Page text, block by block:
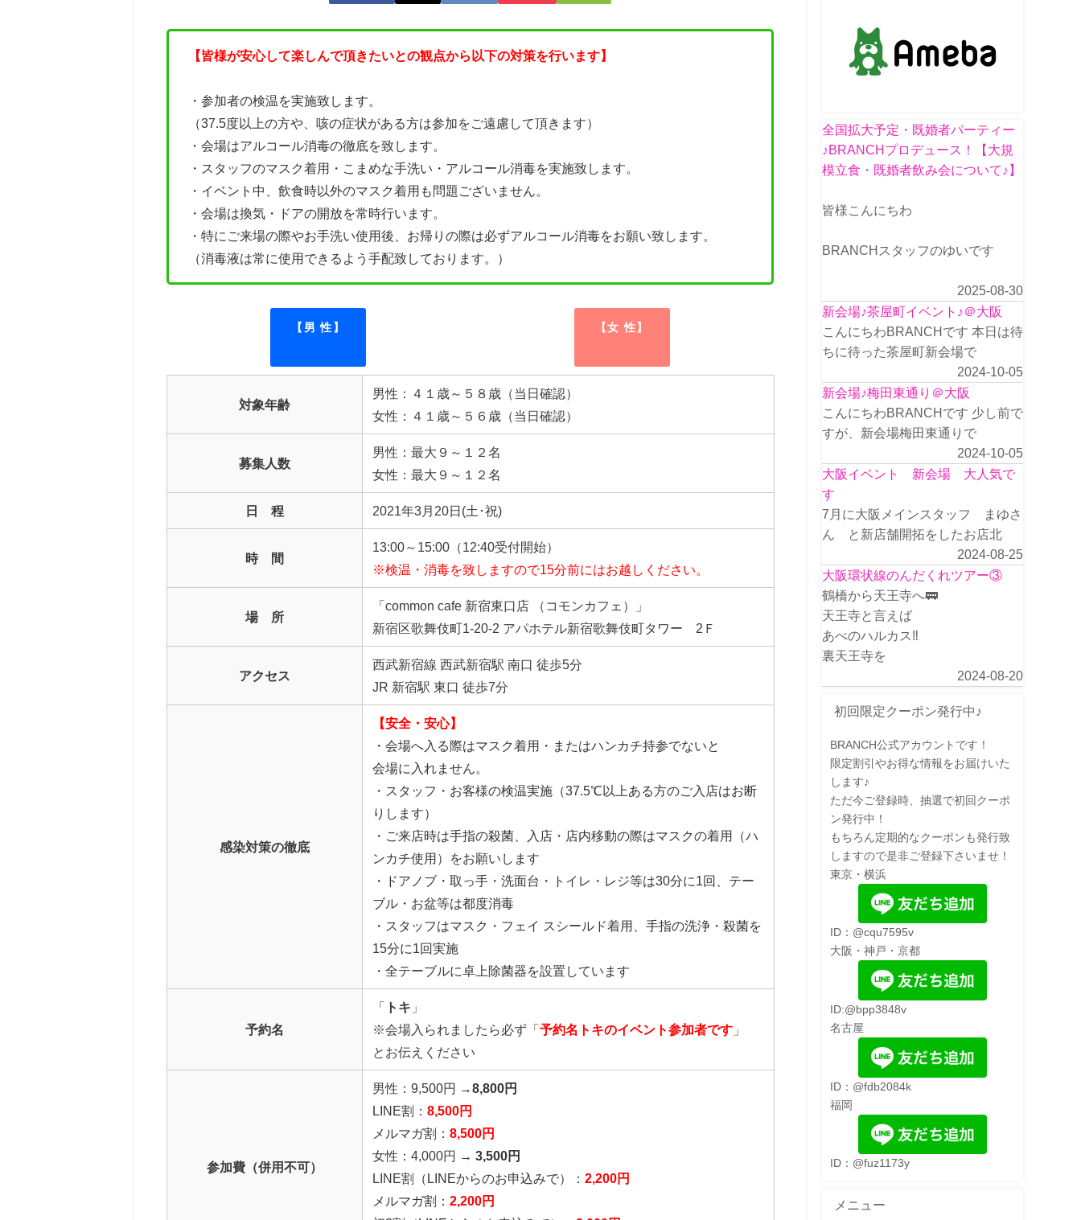
【皆様が安心して楽しんで頂きたいとの観点から以下の対策を行います】
・参加者の検温を実施致します。
（37.5度以上の方や、咳の症状がある方は参加をご遠慮して頂きます）
・会場はアルコール消毒の徹底を致します。
・ スタッフのマスク着用・こまめな手洗い・アルコール消毒を実施致します。
・イベント中、飲食時以外のマスク着用も問題ございません。
・会場は換気・ドアの開放を常時行います。
・特にご来場の際やお手洗い使用後、お帰りの際は必ずアルコール消毒をお願い致します。
（消毒液は常に使用できるよう手配致しております。）
【男 性】 【女 性】
対象年齢
男性：４１歳～５８歳（当日確認）
女性：４１歳～５６歳（当日確認）
募集人数
男性：最大９～１２名
女性：最大９～１２名
日 程 2021年3月20日(土･祝)
時 間
13:00～15:00（12:40受付開始）
※検温・消毒を致しますので15分前にはお越しください。
場 所
「common cafe 新宿東口店 （コモンカフェ）」
新宿区歌舞伎町1-20-2 アパホテル新宿歌舞伎町タワー 2Ｆ
アクセス
西武新宿線 西武新宿駅 南口 徒歩5分
JR 新宿駅 東口 徒歩7分
感染対策の徹底
【安全・安心】
・会場へ入る際はマスク着用・またはハンカチ持参でないと
会場に入れません。
・スタッフ・お客様の検温実施（37.5℃以上ある方のご入店はお断
りします）
・ご来店時は手指の殺菌、入店・店内移動の際はマスクの着用（ハ
ンカチ使用）をお願いします
・ドアノブ・取っ手・洗面台・トイレ・レジ等は30分に1回、テー
ブル・お盆等は都度消毒
・スタッフはマスク・フェイ スシールド着用、手指の洗浄・殺菌を
15分に1回実施
・全テーブルに卓上除菌器を設置しています
予約名
「 トキ 」
※会場入られましたら必ず「 予約名トキのイベント参加者です 」
とお伝えください
参加費（併用不可）
男性：9,500円 →8,800円
LINE割： 8,500円
メルマガ割： 8,500円
女性：4,000円 → 3,500円
LINE割
（LINEからのお申込みで） ： 2,200円
メルマガ割： 2,200円
全国拡大予定・既婚者パーティー
♪BRANCHプロデュース！【大規
模立食・既婚者飲み会について♪】
皆様こんにちわ
BRANCHスタッフのゆいです
2025-08-30
新会場♪茶屋町イベント♪＠大阪
こんにちわBRANCHです 本日は待
ちに待った茶屋町新会場で
2024-10-05
新会場♪梅田東通り＠大阪
こんにちわBRANCHです 少し前で
すが、新会場梅田東通りで
2024-10-05
大阪イベント 新会場 大人気で
す
7月に大阪メインスタッフ まゆさ
ん と新店舗開拓をしたお店北
2024-08-25
大阪環状線のんだくれツアー③
鶴橋から天王寺へ🚃
天王寺と言えば
あべのハルカス‼️
裏天王寺を
2024-08-20
初回限定クーポン発行中♪
BRANCH公式アカウントです！
限定割引やお得な情報をお届けいた
します♪
ただ今ご登録時、抽選で初回クーポ
ン発行中！
もちろん定期的なクーポンも発行致
しますので是非ご登録下さいませ！
東京・横浜
ID：@cqu7595v
大阪・神戸・京都
ID:@bpp3848v
名古屋
ID：@fdb2084k
福岡
ID：@fuz1173y
メニュー